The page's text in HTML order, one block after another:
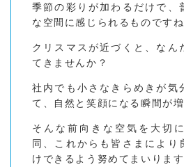
季節の彩りが加わるだけで、
な空間に感じられるものですね
クリスマスが近づくと、なん
てきませんか？
社内でも小さなきらめきが気
て、自然と笑顔になる瞬間が増
そんな前向きな空気を大切
同、これからも皆さまにより
けできるよう努めてまいります